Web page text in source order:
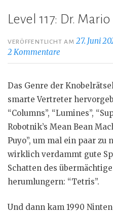
Level 117: Dr. Mario
VERÖFFENTLICHT AM27. Juni
2 Kommentare
Das Genre der
smarte Vertreter
“Columns”, “Lumines”,
Robotnik’s Mean Bean
Puyo”, um mal ein paar zu
wirklich verdammt gute
Schatten des
herumlungern: “Tetris”.
Und dann kam 1990